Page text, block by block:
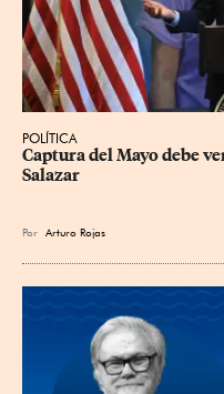
POLÍTICA
Captura del Mayo debe
Salazar
Por Arturo Rojas